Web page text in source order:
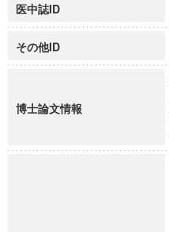
医中誌ID
その他ID
博士論文情報